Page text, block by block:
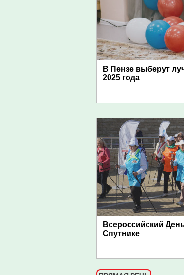
В Пензе выберут
2025 года
Всероссийский
Спутнике